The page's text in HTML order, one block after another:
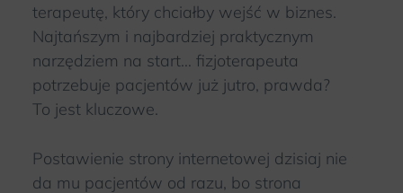
terapeutę, który chciałby wejść w biznes.
Najtańszym i najbardziej praktycznym
narzędziem na start… fizjoterapeuta
potrzebuje pacjentów już jutro, prawda?
To jest kluczowe.
Postawienie strony internetowej dzisiaj nie
da mu pacjentów od razu, bo strona